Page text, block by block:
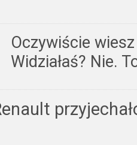
Oczywiście
Widziałaś? Nie.